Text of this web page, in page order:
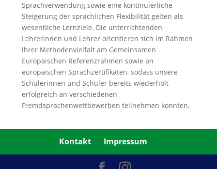
Sprachverwendung sowie eine kontinuierliche
Steigerung der sprachlichen Flexibilität gelten als
wesentliche Lernziele. Die unterrichtenden
Lehrerinnen und Lehrer orientieren sich im Rahmen
ihrer Methodenvielfalt am Gemeinsamen
Europäischen Referenzrahmen sowie an
europäischen Sprachzertifikaten, sodass unsere
Schülerinnen und Schüler bereits wiederholt
erfolgreich an verschiedenen
Fremdsprachenwettbewerben teilnehmen konnten.
Kontakt Impressum